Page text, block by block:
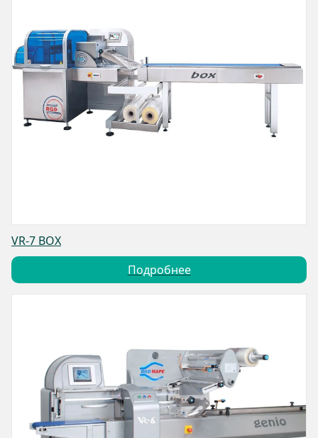
VR-7 BOX
Подробнее